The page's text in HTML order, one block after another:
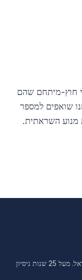
חוץ-מיתחם שהם
שואפים למספר
מנוע השראתית.
אשדוד ים המפיץ הרשמי של מנועי טוהטסו בישראל. מעל 25 שנות ניסיון